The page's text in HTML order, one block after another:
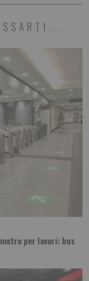
per lavori: bus